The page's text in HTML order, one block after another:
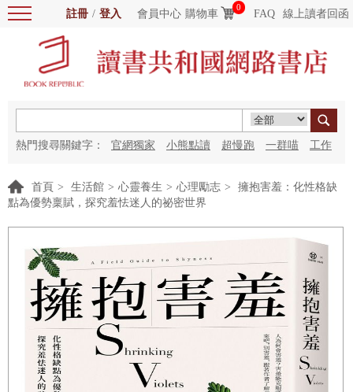
註冊 / 登入 會員中心 購物車
0
FAQ 線上讀者回函
熱門搜尋關鍵字： 官網獨家 小熊點讀 超慢跑 一群喵 工作
首頁 > 生活館 > 心靈養生 > 心理勵志 >
擁抱害羞：化性格缺
點為優勢稟賦，探究羞怯迷人的祕密世界